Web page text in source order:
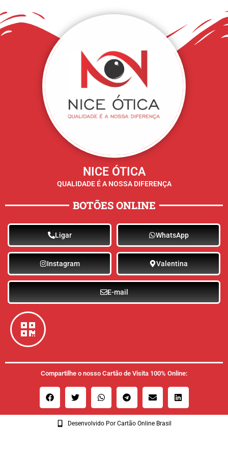
NICE ÓTICA
QUALIDADE É A NOSSA DIFERENÇA
BOTÕES ONLINE
Ligar WhatsApp
Instagram Valentina
E-mail
Compartilhe o nosso Cartão de Visita 100% Online:
Desenvolvido Por Cartão Online Brasil